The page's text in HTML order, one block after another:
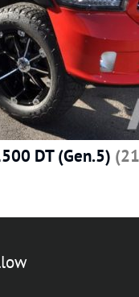
DT (Gen.5)